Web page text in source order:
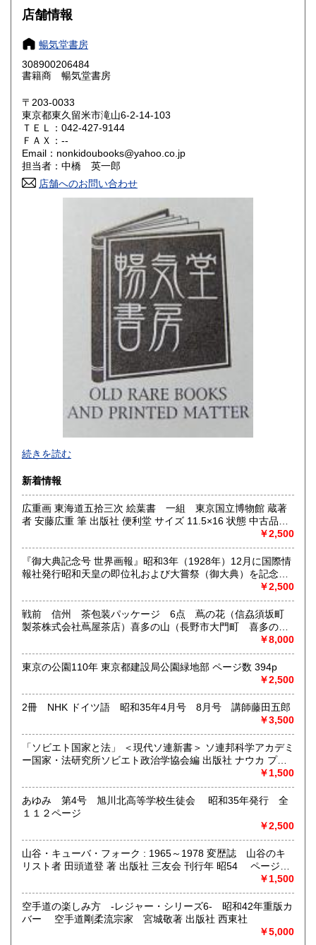
大阪府
奈良県
鳥取県
岡山県
山口県 180円
香川県 180円 愛媛県
高知県
180円 長崎県
180円 大分県
180円 鹿児島県
180円
店舗情報
暢気堂書房
308900206484
書籍商 暢気堂書房
〒203-0033
東京都東久留米市滝山6-2-14-103
ＴＥＬ：042-427-9144
ＦＡＸ：--
Email：nonkidoubooks@yahoo.co.jp
担当者：中橋 英一郎
店舗へのお問い合わせ
最寄駅：花小金井
営業時間：10:00〜18:00
定休日：不定休
古本・骨董品の出張買取のお申込み・ご予約は、お電話・ま
たはメールにて承っております。 お気軽にお問合わせくださ
出張費は無料です。旧家、蔵のあるお宅、昭和40年以前の古
いお宅の買取は、遠方でも大歓迎です。
社会科学、美術工芸、古典籍、近代文献、外国書
続きを読む
新着情報
広重画 東海道五拾三次 絵葉書 一組 東京国立博物館 蔵著
者 安藤広重 筆 出版社 便利堂 サイズ 11.5×16 状態 中古品
ト 53枚組 解説 ごあいさつ 帙 付
￥2,500
『御大典記念号 世界画報』昭和3年（1928年）12月に国際情
報社発行昭和天皇の即位礼および大嘗祭（御大典）を記念す
るグラフ雑誌の臨時増刊号です。当時の儀式の様子や関連行
事を写した貴重な写真や解説が多数収録されています。
￥2,500
戦前 信州 茶包装パッケージ 6点 蔦の花（信劦須坂町
製茶株式会社蔦屋茶店）喜多の山（長野市大門町 喜多の園
本店）西沢園（長野県中堅町 西澤園本舗）梅の花（信州須
坂市梅の園茶店）奈良此園（信州中野町 西澤茶舗）美泉瀧
（信州長野市新町 茶間屋美濃久商店）瀧の音（信濃吉田本
￥8,000
東京の公園110年 東京都建設局公園緑地部 ページ数 394p
￥2,500
2冊 NHK ドイツ語 昭和35年4月号 8月号 講師藤田五郎
￥3,500
「ソビエト国家と法」 ＜現代ソ連新書＞ ソ連邦科学アカデミ
ー国家・法研究所ソビエト政治学協会編 出版社 ナウカ プロ
￥1,500
あゆみ 第4号 旭川北高等学校生徒会 昭和35年発行 全
１１２ページ
￥2,500
山谷・キューバ・フォーク : 1965～1978 変歴誌 山谷のキ
リスト者 田頭道登 著 出版社 三友会 刊行年 昭54 ページ数
￥1,500
空手道の楽しみ方 -レジャー・シリーズ6- 昭和42年重版カ
バー 空手道剛柔流宗家 宮城敬著 出版社 西東社
￥5,000